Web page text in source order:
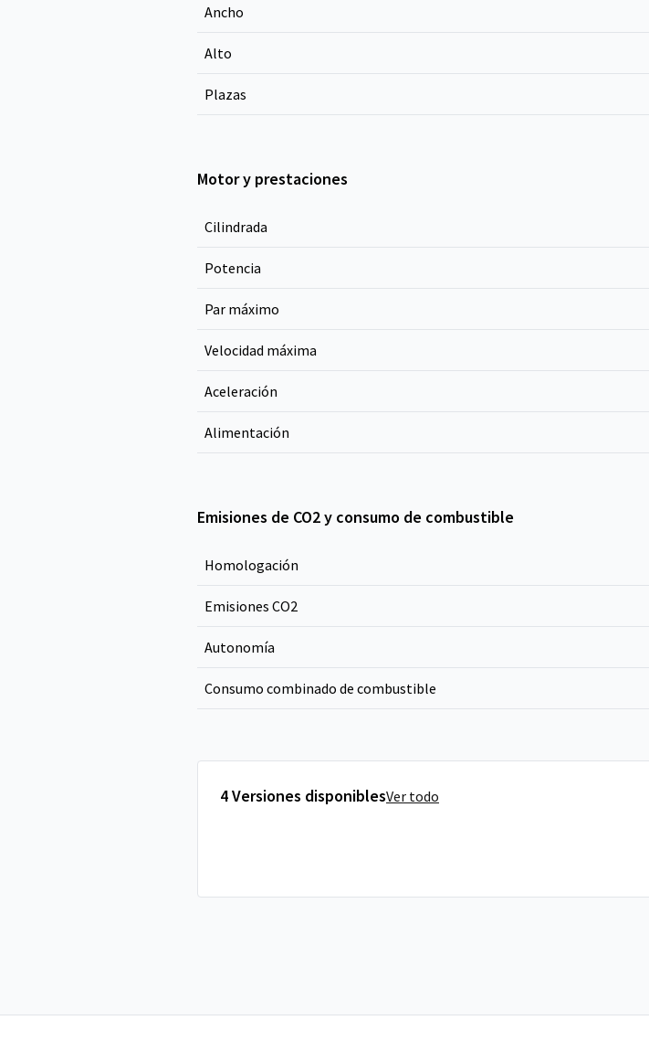
Ancho
Alto
Plazas
Motor y prestaciones
Cilindrada
Potencia
Par máximo
Velocidad máxima
Aceleración
Alimentación
Emisiones de CO2 y consumo de combustible
Homologación
Emisiones CO2
Autonomía
Consumo combinado de combustible
4 Versiones disponiblesVer todo